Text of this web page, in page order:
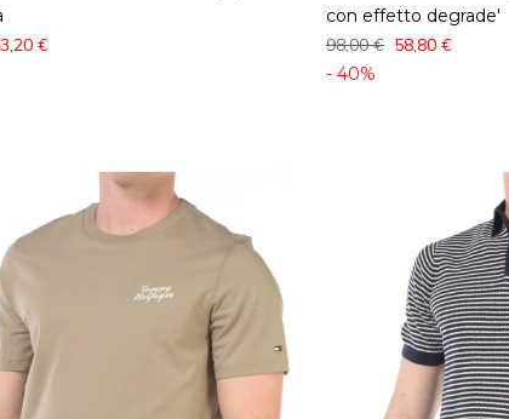
€
con effetto degrade'
98,00 € 58,80 €
- 40%